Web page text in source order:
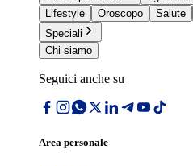
Lifestyle
Oroscopo Salute
Speciali
Chi siamo
Seguici anche su
Area personale